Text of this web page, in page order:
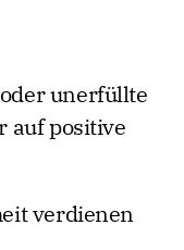
unerfüllte
auf positive
verdienen